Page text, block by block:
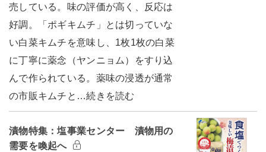
売している。味の評価が高く、反応は
好調。「ポギキムチ」とは切っていな
い白菜キムチを意味し、1枚1枚の白菜
に丁寧に薬念（ヤンニョム）をすり込
んで作られている。薬味の浸透が通常
の市販キムチと…続きを読む
漬物特集：塩事業センター 漬物用の
需要を喚起へ